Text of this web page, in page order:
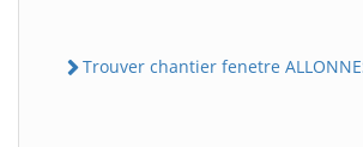
Trouver chantier fenetre